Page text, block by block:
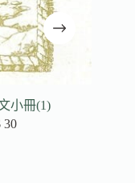
小冊(1)
30